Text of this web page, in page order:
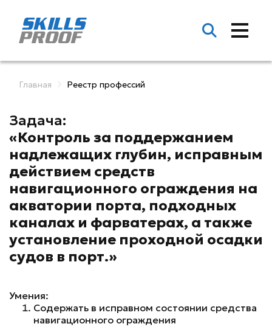
Главная Реестр профессий
Задача:
«Контроль за поддержанием
надлежащих глубин, исправным
действием средств
навигационного ограждения на
акватории порта, подходных
каналах и фарватерах, а также
установление проходной осадки
судов в порт.»
Умения:
Содержать в исправном состоянии средства
навигационного ограждения